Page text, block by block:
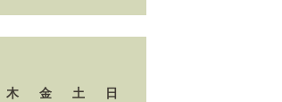
木 金 土 日